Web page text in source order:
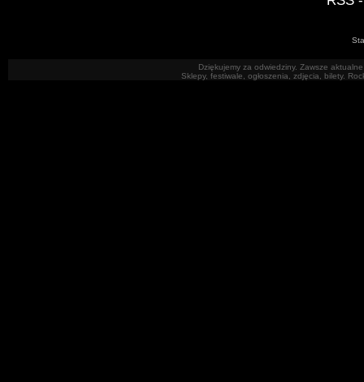
Dziękujemy za odwiedziny. Zawsze
Sklepy, festiwale, ogłoszenia, zdjęcia, bilety.